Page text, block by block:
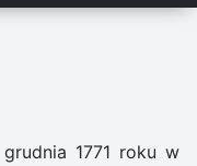
1771 roku w